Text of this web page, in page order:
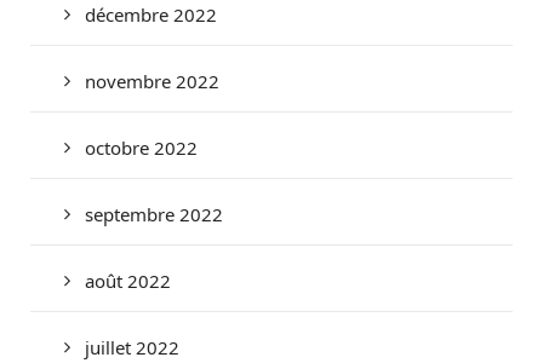
décembre 2022
novembre 2022
octobre 2022
septembre 2022
août 2022
juillet 2022